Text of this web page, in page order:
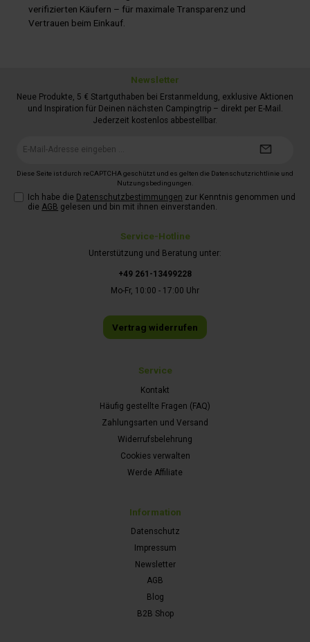
verifizierten Käufern – für maximale Transparenz und
Vertrauen beim Einkauf.
Service-Hotline
Unterstützung und Beratung unter:
+49 261-13499228
Mo-Fr, 10:00 - 17:00 Uhr
Vertrag widerrufen
Service
Kontakt
Häufig gestellte Fragen (FAQ)
Zahlungsarten und Versand
Widerrufsbelehrung
Cookies verwalten
Werde Affiliate
Information
Datenschutz
Impressum
Newsletter
AGB
Blog
B2B Shop
Newsletter
Neue Produkte, 5 € Startguthaben bei Erstanmeldung, exklusive Aktionen
und Inspiration für Deinen nächsten Campingtrip – direkt per E-Mail.
Jederzeit kostenlos abbestellbar.
Diese Seite ist durch reCAPTCHA geschützt und es gelten die Datenschutzrichtlinie und
Nutzungsbedingungen
Ich habe die Datenschutzbestimmungen zur Kenntnis genommen und
die AGB gelesen und bin mit ihnen einverstanden.